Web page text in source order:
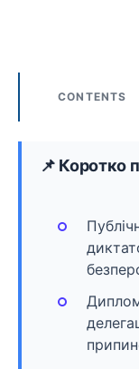
CONTENTS
📌 Коротко